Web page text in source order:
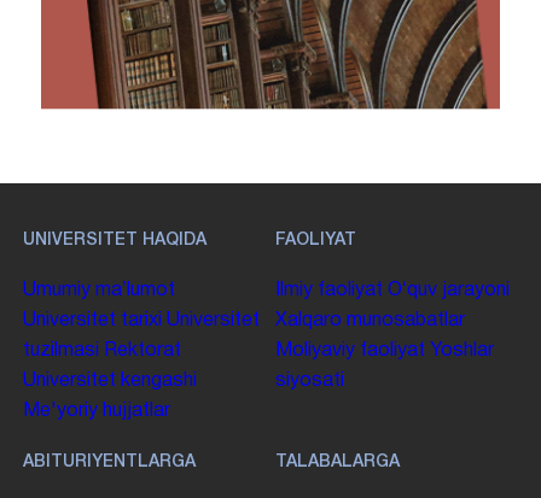
UNIVERSITET HAQIDA
Umumiy maʼlumot
Universitet tarixi Universitet
tuzilmasi
Rektorat
Universitet kengashi
Me'yoriy hujjatlar
FAOLIYAT
Ilmiy faoliyat Oʻquv jarayoni
Xalqaro munosabatlar
Moliyaviy faoliyat Yoshlar
siyosati
ABITURIYENTLARGA TALABALARGA